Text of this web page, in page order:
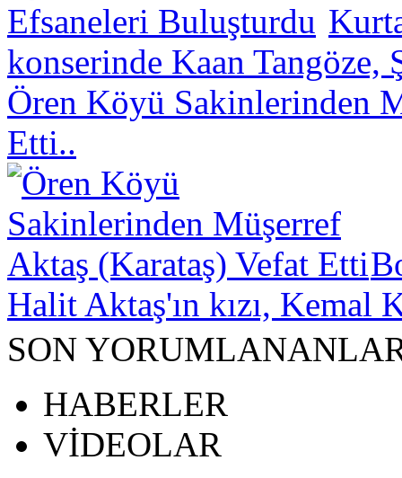
konserinde Kaan Tangöze,
Ören Köyü Sakinlerinden
Etti..
Halit Aktaş'ın kızı, Kemal
SON
HABERLER
VİDEOLAR